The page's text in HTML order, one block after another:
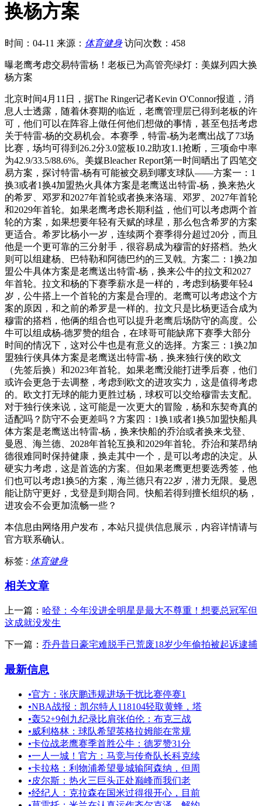
换杨方案
时间：04-11 来源： 体育健身 访问次数：458
曝老鹰考虑交易特雷杨！老板已为高管亮绿灯：美媒列四大换
杨方案
北京时间4月11日，据The Ringer记者Kevin O'Connor报道，消
息人士透露，随着休赛期的临近，老鹰管理层已得到老板的许
可，他们可以在阵容上做任何他们想做的事情，甚至包括考虑
关于特雷-杨的交易机会。本赛季，特雷-杨为老鹰出战了73场
比赛，场均可得到26.2分3.0篮板10.2助攻1.1抢断，三项命中率
为42.9/33.5/88.6%。美媒Bleacher Report第一时间晒出了四笔交
易方案，探讨特雷-杨有可能被交易到哪支球队——方案一：1
换3或者1换4加盟热火具体方案是老鹰送出特雷-杨，换来热火
的希罗、邓罗和2027年首轮或者换来洛瑞、邓罗、2027年首轮
和2029年首轮。如果老鹰考虑长期利益，他们可以考虑两个首
轮的方案，如果想要年轻有天赋的球星，那么包含希罗的方案
更适合。希罗比杨小一岁，连续两个赛季得分超过20分，而且
他是一个更可靠的三分射手，很容易成为穆雷的好搭档。热火
则可以组建杨、巴特勒和阿德巴约的三叉戟。方案二：1换2加
盟公牛具体方案是老鹰送出特雷-杨，换来公牛的拉文和2027
年首轮。拉文和杨的下赛季薪水是一样的，考虑到杨要年轻4
岁，公牛搭上一个首轮的方案是合理的。老鹰可以考虑这个方
案的原因，和之前的希罗是一样的。拉文只是比杨更适合成为
穆雷的搭档，他俩的组合也可以提升老鹰后场防守的高度。公
牛可以组成杨-德罗赞的组合，在球哥可能缺席下赛季大部分
时间的情况下，这对公牛也是有意义的选择。方案三：1换2加
盟独行侠具体方案是老鹰送出特雷-杨，换来独行侠的欧文
（先签后换）和2023年首轮。如果老鹰没能打进季后赛，他们
或许会更急于去调整，考虑到欧文的进攻实力，这是值得考虑
的。欧文打无球的能力更胜过杨，球权可以交给穆雷去支配。
对于独行侠来说，这可能是一次更大的冒险，杨和东契奇真的
适配吗？防守不会更差吗？方案四：1换1或者1换5加盟快船具
体方案是老鹰送出特雷-杨，换来快船的乔治或者换来戈登、
曼恩、海兰德、2028年首轮互换和2029年首轮。乔治和莱昂纳
德很难同时保持健康，换走其中一个，是可以考虑的决定。从
硬实力考虑，这是首选的方案。但如果老鹰更想要选秀签，他
们也可以考虑1换5的方案，海兰德只有22岁，潜力无限。曼恩
能让防守更好，戈登是到期合同。快船若得到擅长组织的杨，
进攻会不会更加流畅一些？
本信息由网络用户发布， 本站只提供信息展示，内容详情请与
官方联系确认。
标签 : 体育健身
相关文章
上一篇： 哈登：今年没进全明星是最大不尊重！想要总冠军但
这成就没发生
下一篇： 乔丹昔日豪宅难脱手已荒废18岁少年偷拍被起诉逮捕
最新信息
•官方：张庆鹏违规进场干扰比赛停赛1
•NBA战报：凯尔特人118104轻取黄蜂，塔
•轰52+9创九纪录比肩张伯伦：布克三战
•威利格林：球队希望英格拉姆能在常规
•卡位战老鹰赛季首胜公牛：德罗赞31分
•一人一城！官方：马竞与传奇队长科克续
•卡拉格：利物浦希望曼城输阿森纳，但周
•皮尔斯：热火三巨头正处巅峰而我们老
•经纪人：克拉森在国米过得很开心，目前